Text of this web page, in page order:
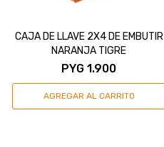
CAJA DE LLAVE 2X4 DE EMBUTIR
NARANJA TIGRE
PYG 1.900